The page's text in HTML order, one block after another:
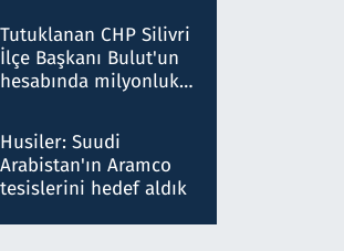
düşürüldüğü" iddiasını
yalanladı
Tutuklanan CHP Silivri
İlçe Başkanı Bulut'un
hesabında milyonluk
talimat verdi, ben
gönderdim
Husiler: Suudi
Arabistan'ın Aramco
tesislerini hedef aldık